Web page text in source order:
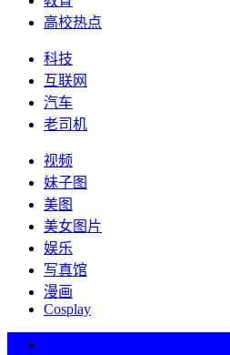
高校热点
科技
互联网
汽车
老司机
视频
妹子图
美图
美女图片
娱乐
写真馆
漫画
Cosplay